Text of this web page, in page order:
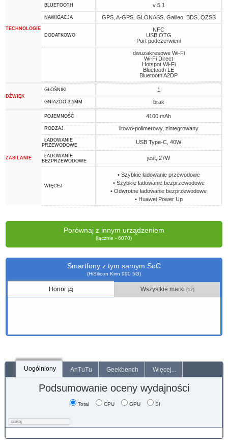
TECHNOLOGIE
BLUETOOTH v 5.1
NAWIGACJA GPS, A-GPS, GLONASS, Galileo, BDS, QZSS
DODATKOWO
NFC
USB OTG
Port podczerwieni
dwuzakresowe Wi-Fi
Wi-Fi Direct
Hotspot Wi-Fi
Bluetooth LE
Bluetooth A2DP
DŹWIĘK
GŁOŚNIKI 1
GNIAZDO 3,5MM brak
ZASILANIE
POJEMNOŚĆ 4100 mAh
RODZAJ litowo-polimerowy, zintegrowany
ŁADOWANIE
PRZEWODOWE
USB Type-C, 40W
ŁADOWANIE
BEZPRZEWODOWE
jest, 27W
WIĘCEJ
• Szybkie ładowanie przewodowe
• Szybkie ładowanie bezprzewodowe
• Odwrotne ładowanie bezprzewodowe
• Huawei Power Up
Porównaj z innym urządzeniem
(łącznie - 6070)
Smartfony z tym samym SoC
(HiSilicon Kirin 990 5G)
Honor(4) Wszystkie marki (12)
Uogólniony AnTuTu Geekbench Więcej...
Podsumowanie oceny wydajności
Total CPU GPU SI